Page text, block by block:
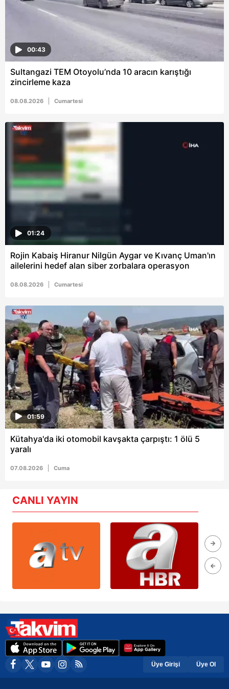
almak için lütfentıklayınız.
00:43
Sultangazi TEM Otoyolu’nda 10 aracın karıştığı
zincirleme kaza
08.08.2026 Cumartesi
01:24
Rojin Kabaiş Hiranur Nilgün Aygar ve Kıvanç Uman'ın
ailelerini hedef alan siber zorbalara operasyon
08.08.2026 Cumartesi
01:59
Kütahya'da iki otomobil kavşakta çarpıştı: 1 ölü 5
yaralı
07.08.2026 Cuma
CANLI YAYIN
Üye Girişi Üye Ol